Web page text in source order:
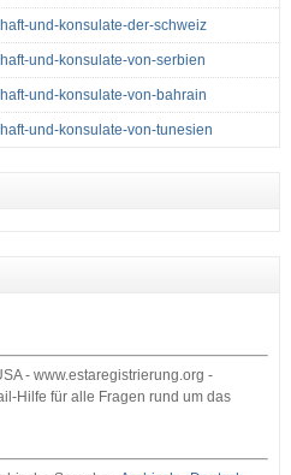
und-konsulate-der-schweiz
und-konsulate-von-serbien
und-konsulate-von-bahrain
und-konsulate-von-tunesien
- www.estaregistrierung.org -
Hilfe für alle Fragen rund um das